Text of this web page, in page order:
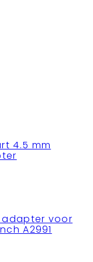
4.5 mm
adapter voor
A2991